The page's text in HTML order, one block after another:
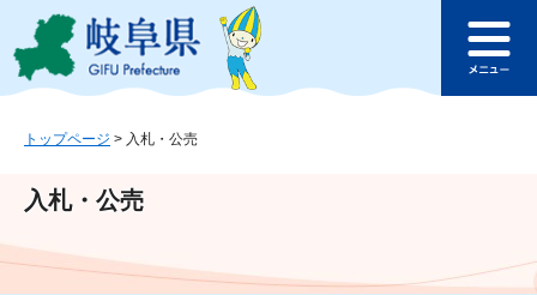
ジ
ュ
文
このページの本文へ
ュ
トップページ > 入札・公売
入札・公売